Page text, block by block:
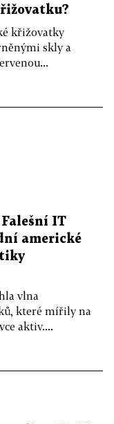
křižovatky
skly a
IT
americké
vlna
které mířily na
aktiv....